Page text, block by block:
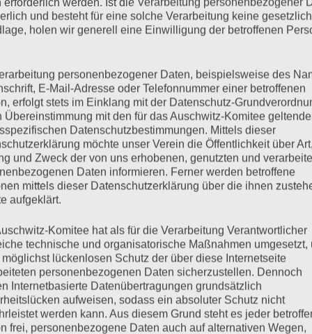
um 05:23
Sprechen und Ansingen gegen das das so verbreitete
für ein Miteinander ohne Hass. Ein Vorbild für die
Leid und Verlust. Ruhe in Frieden liebe Esther
Ich wünsche Ihnen in dieser schweren Zeit viel Kraft und
Sag in Dankbarkeit, »sie war«.
...
Juli 2021um04:29
Antifaschistin. Esther Bejerano ihre menschliche
...
Juli 2021
RECHTS-Deutschland-Bündnis ein ganz großes Vorbild. Ihr
Antisemitismus und Rassismus hat viele von uns inspiriert,
Gruppe zu unterstützen. Wir freuten uns sehr ,dass sie
Nachmittag mit ihr und dem Auschwitz-Komittee in ihrer
Bejarano war einzigartig, wir werden sie nie vergessen.
zusammen arbeiteten, besonders auch Microphone Mafia.
und besteht für eine solche Verarbeitung keine
holen wir generell eine Einwilligung der betroffenen
personenbezogener Daten, beispielsweise des
E-Mail-Adresse oder Telefonnummer einer betroffenen
erfolgt stets im Einklang mit der Datenschutz-
Übereinstimmung mit den für das Auschwitz-Komitee
Datenschutzbestimmungen. Mittels dieser
möchte unser Verein die Öffentlichkeit über Art,
und Zweck der von uns erhobenen, genutzten und
Daten informieren. Ferner werden betroffene
mittels dieser Datenschutzerklärung über die ihnen
aufgeklärt.
Komitee hat als für die Verarbeitung Verantwortlicher
technische und organisatorische Maßnahmen umgesetzt,
lückenlosen Schutz der über diese Internetseite
personenbezogenen Daten sicherzustellen. Dennoch
Internetbasierte Datenübertragungen grundsätzlich
aufweisen, sodass ein absoluter Schutz nicht
werden kann. Aus diesem Grund steht es jeder
frei, personenbezogene Daten auch auf alternativen Wegen,